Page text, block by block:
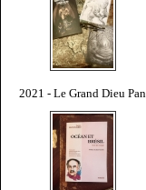
2021 - Le Grand Dieu Pan